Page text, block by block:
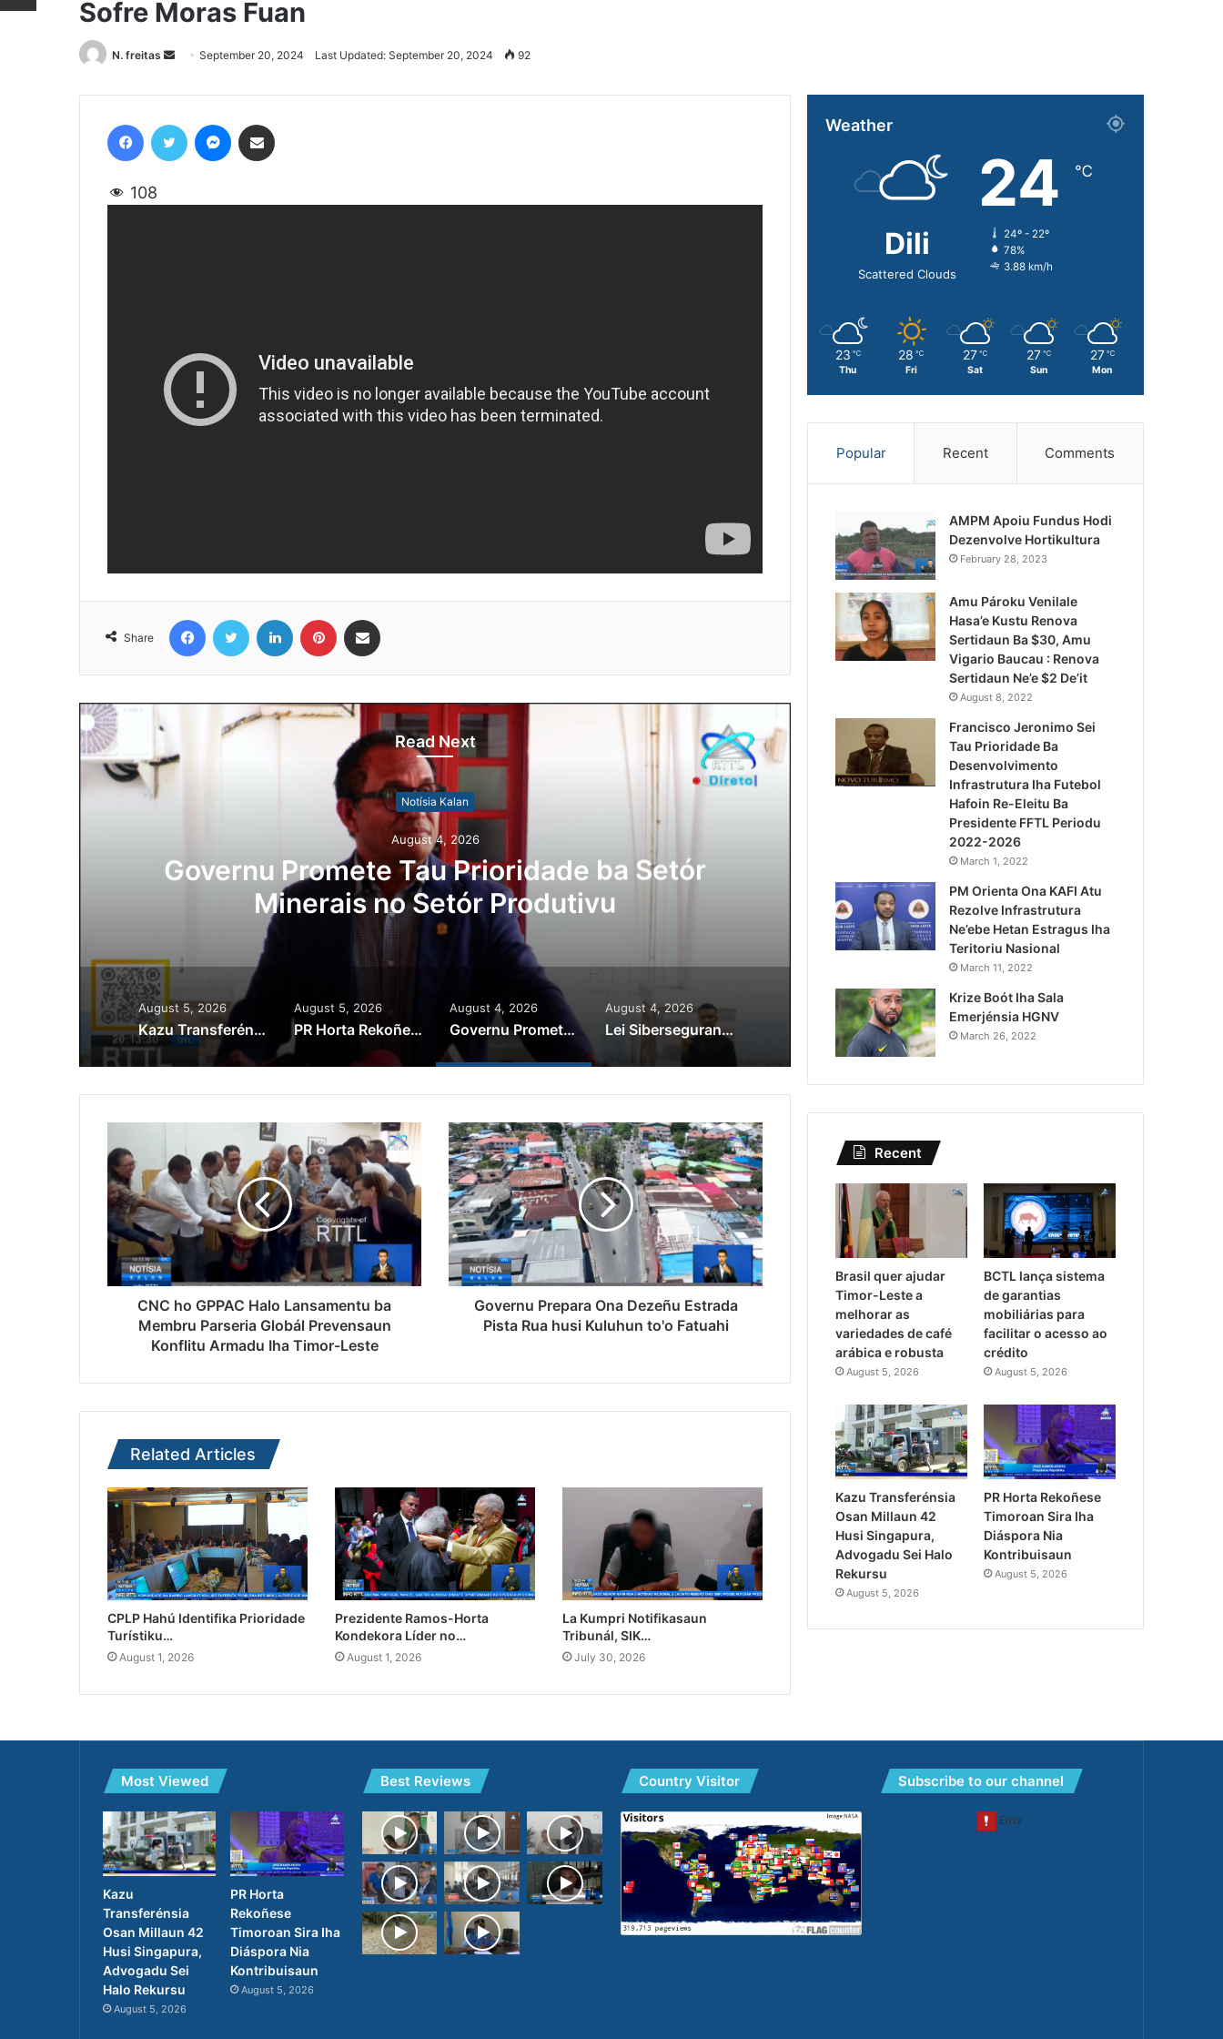
Sofre Moras Fuan
N. freitas
Send
email
September 20, 2024 Last Updated: September 20, 2024 92
108
Share
Read Next
Notísia Kalan
August 4, 2026
Governu Promete Tau Prioridade ba Setór
Minerais no Setór Produtivu
Lei Siberseguransa Ajuda
Kaptura Autór Kriminozu
Estranjeiru
August 5, 2026
Kazu Transferénsia Osan Millaun 42 Husi Singapura, Advogadu Sei Halo Rekursu
August 5, 2026
PR Horta Rekoñese Timoroan Sira Iha Diáspora Nia Kontribuisaun
August 4, 2026
Governu Promete Tau Prioridade ba Setór Minerais no Setór Produtivu
August 4, 2026
Lei Siberseguransa Ajuda Autoridade Polisiál Kaptura Autór Kriminozu ho Paradeiru Iha Estranjeiru
CNC ho GPPAC Halo Lansamentu ba
Membru Parseria Globál Prevensaun
Konflitu Armadu Iha Timor-Leste
Governu Prepara Ona Dezeñu Estrada
Pista Rua husi Kuluhun to'o Fatuahi
Related Articles
CPLP Hahú Identifika Prioridade
Turístiku…
August 1, 2026
Prezidente Ramos-Horta
Kondekora Líder no…
August 1, 2026
La Kumpri Notifikasaun
Tribunál, SIK…
July 30, 2026
Weather
Dili
Scattered Clouds
24 ℃
24º - 22º
78%
3.88 km/h
23 ℃
Thu
28 ℃
Fri
27 ℃
Sat
27 ℃
Sun
27 ℃
Mon
Popular Recent Comments
AMPM Apoiu Fundus Hodi
Dezenvolve Hortikultura
February 28, 2023
Amu Pároku Venilale
Hasa’e Kustu Renova
Sertidaun Ba $30, Amu
Vigario Baucau : Renova
Sertidaun Ne’e $2 De’it
August 8, 2022
Francisco Jeronimo Sei
Tau Prioridade Ba
Desenvolvimento
Infrastrutura Iha Futebol
Hafoin Re-Eleitu Ba
Presidente FFTL Periodu
2022-2026
March 1, 2022
PM Orienta Ona KAFI Atu
Rezolve Infrastrutura
Ne’ebe Hetan Estragus Iha
Teritoriu Nasional
March 11, 2022
Krize Boót Iha Sala
Emerjénsia HGNV
March 26, 2022
Recent
Brasil quer ajudar
Timor-Leste a
melhorar as
variedades de café
arábica e robusta
August 5, 2026
BCTL lança sistema
de garantias
mobiliárias para
facilitar o acesso ao
crédito
August 5, 2026
Kazu Transferénsia
Osan Millaun 42
Husi Singapura,
Advogadu Sei Halo
Rekursu
August 5, 2026
PR Horta Rekoñese
Timoroan Sira Iha
Diáspora Nia
Kontribuisaun
August 5, 2026
Most Viewed
Kazu
Transferénsia
Osan Millaun 42
Husi Singapura,
Advogadu Sei
Halo Rekursu
August 5, 2026
PR Horta
Rekoñese
Timoroan Sira Iha
Diáspora Nia
Kontribuisaun
August 5, 2026
Best Reviews Country Visitor Subscribe to our channel